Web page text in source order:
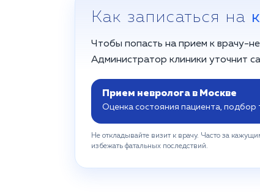
Как записаться на
Чтобы попасть на прием к врачу-
Администратор клиники уточнит
Прием невролога в Москве
Оценка состояния пациента, подбор
Не откладывайте визит к врачу. Часто за
избежать фатальных последствий.